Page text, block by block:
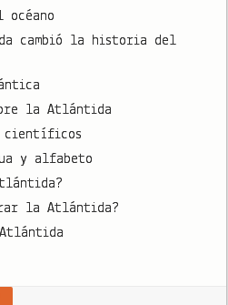
océano
cambió la historia del
la Atlántida
científicos
y alfabeto
la Atlántida?